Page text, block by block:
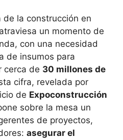
de la construcción en
un momento de
con una necesidad
de insumos para
cerca de 30 millones de
cifra, revelada por
de Expoconstrucción
sobre la mesa un
de proyectos,
asegurar el